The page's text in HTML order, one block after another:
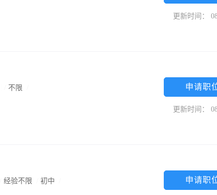
更新时间：
不限 申请职
更新时间：
经验不限 初中 申请职